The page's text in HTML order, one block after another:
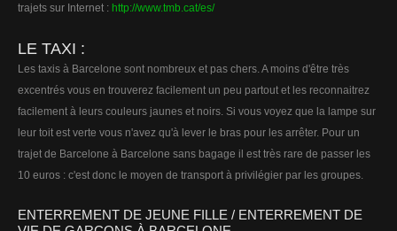
trajets sur Internet : http://www.tmb.cat/es/
LE TAXI :
Les taxis à Barcelone sont nombreux et pas chers. A moins d'être très
excentrés vous en trouverez facilement un peu partout et les reconnaitrez
facilement à leurs couleurs jaunes et noirs. Si vous voyez que la lampe sur
leur toit est verte vous n'avez qu'à lever le bras pour les arrêter. Pour un
trajet de Barcelone à Barcelone sans bagage il est très rare de passer les
10 euros : c'est donc le moyen de transport à privilégier par les groupes.
ENTERREMENT DE JEUNE FILLE / ENTERREMENT DE